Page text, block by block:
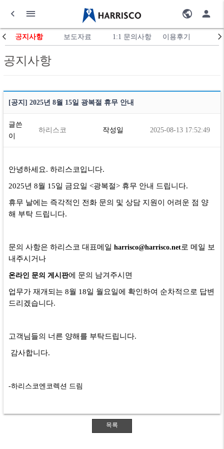
공지사항 보도자료 1:1 문의사항 이용후기
공지사항
[공지] 2025년 8월 15일 광복절 휴무 안내
글쓴
이
하리스코 작성일 2025-08-13 17:52:49
안녕하세요. 하리스코입니다.
2025년 8월 15일 금요일 <광복절> 휴무 안내 드립니다.
휴무 날에는 즉각적인 전화 문의 및 상담 지원이 어려운 점 양
해 부탁 드립니다.
문의 사항은 하리스코 대표메일 harrisco@harrisco.net로 메일 보
내주시거나
온라인 문의 게시판에 문의 남겨주시면
업무가 재개되는 8월 18일 월요일에 확인하여 순차적으로 답변
드리겠습니다.
고객님들의 너른 양해를 부탁드립니다.​
​​감사합니다.
​-하리스코엔코렉션 드림